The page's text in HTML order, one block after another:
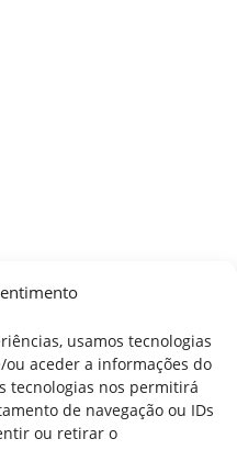
usamos tecnologias
aceder a informações do
tecnologias nos permitirá
de navegação ou IDs
ou retirar o